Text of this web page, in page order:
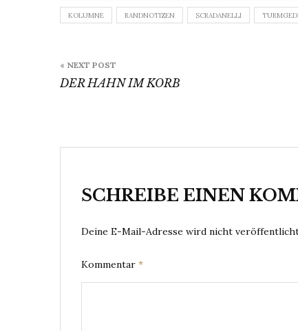
KOLUMNE RANDNOTIZEN SCRADANELLI
« NEXT POST
DER HAHN IM KORB
SCHREIBE EINEN
Deine E-Mail-Adresse wird nicht
Kommentar *